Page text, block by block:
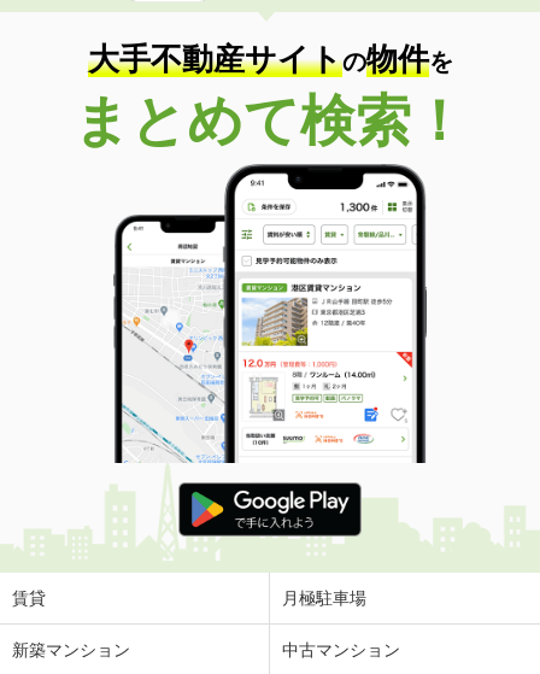
専有面積 52.5m²
間取り
2LDK
鹿児島県鹿児島市郡元町
価 格
5万円
鹿児島県鹿児島市郡元町
34.75m²
間取り
2DK
鹿児島県鹿児島市坂之上８丁目
価 格
3.45万円
住 所
鹿児島県鹿児島市坂之上８丁目
専有面積 30.48m²
間取り
ワンルーム
鹿児島県鹿児島市加治屋町
価 格
5.50万円
住 所
鹿児島県鹿児島市加治屋町
専有面積
鹿児島県薩摩川内市宮崎町
大手不動産サイトの物件を
まとめて検索！
賃貸 月極駐車場
新築マンション 中古マンション